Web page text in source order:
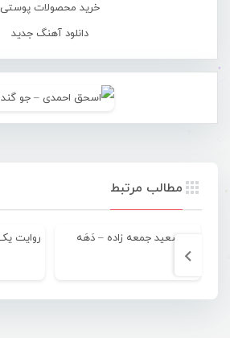
خرید محصولات پوستی
دانلود آهنگ جدید
مطالب مرتبط
سعید جمعه زاده – دَهَه